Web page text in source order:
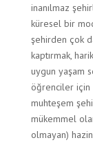
inanılmaz
küresel bir
şehirden çok
kaptırmak,
uygun yaşam
öğrenciler için
muhteşem
mükemmel
olmayan)